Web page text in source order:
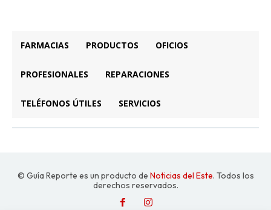
FARMACIAS PRODUCTOS OFICIOS
PROFESIONALES REPARACIONES
TELÉFONOS ÚTILES SERVICIOS
© Guía Reporte es un producto de Noticias del Este. Todos los
derechos reservados.